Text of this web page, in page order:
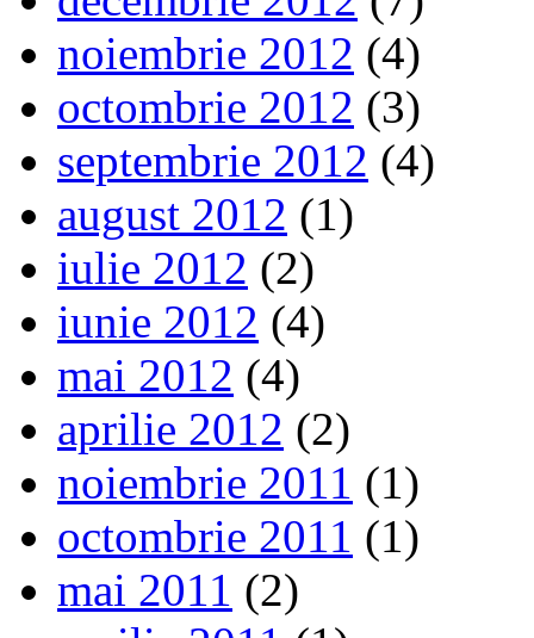
noiembrie 2012 (4)
octombrie 2012 (3)
septembrie 2012 (4)
august 2012 (1)
iulie 2012 (2)
iunie 2012 (4)
mai 2012 (4)
aprilie 2012 (2)
noiembrie 2011 (1)
octombrie 2011 (1)
mai 2011 (2)